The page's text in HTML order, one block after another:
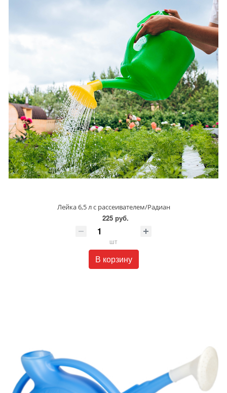
Лейка 6,5 л с рассеивателем/Радиан
225 руб.
шт
В корзину